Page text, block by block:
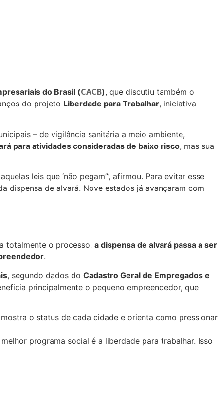
do Brasil (CACB), que discutiu também o
do projeto Liberdade para Trabalhar, iniciativa
– de vigilância sanitária a meio ambiente,
para atividades consideradas de baixo risco, mas sua
leis que ‘não pegam’”, afirmou. Para evitar esse
dispensa de alvará. Nove estados já avançaram com
totalmente o processo: a dispensa de alvará passa a ser
.
, segundo dados do Cadastro Geral de Empregados e
principalmente o pequeno empreendedor, que
o status de cada cidade e orienta como pressionar
programa social é a liberdade para trabalhar. Isso